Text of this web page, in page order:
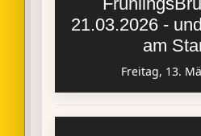
21.03.2026 -
am
Freitag, 13.